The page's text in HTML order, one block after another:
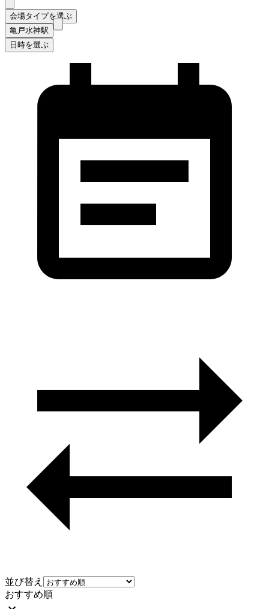
会場タイプを選ぶ
亀戸水神駅
日時を選ぶ
並び替え
おすすめ順